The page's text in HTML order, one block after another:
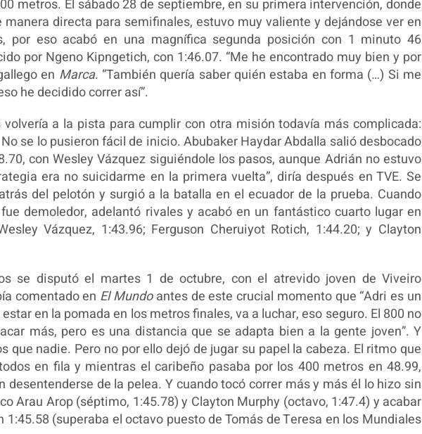
metros. El sábado 28 de septiembre, en su primera intervención, donde
directa para semifinales, estuvo muy valiente y dejándose ver en
por eso acabó en una magnífica segunda posición con 1 minuto 46
por Ngeno Kipngetich, con 1:46.07. “Me he encontrado muy bien y por
en Marca. “También quería saber quién estaba en forma (…) Si me
he decidido correr así”.
a la pista para cumplir con otra misión todavía más complicada:
se lo pusieron fácil de inicio. Abubaker Haydar Abdalla salió desbocado
con Wesley Vázquez siguiéndole los pasos, aunque Adrián no estuvo
era no suicidarme en la primera vuelta”, diría después en TVE. Se
del pelotón y surgió a la batalla en el ecuador de la prueba. Cuando
demoledor, adelantó rivales y acabó en un fantástico cuarto lugar en
Vázquez, 1:43.96; Ferguson Cheruiyot Rotich, 1:44.20; y Clayton
se disputó el martes 1 de octubre, con el atrevido joven de Viveiro
comentado en El Mundoantes de este crucial momento que “Adri es un
en la pomada en los metros finales, va a luchar, eso seguro. El 800 no
más, pero es una distancia que se adapta bien a la gente joven”. Y
que nadie. Pero no por ello dejó de jugar su papel la cabeza. El ritmo que
en fila y mientras el caribeño pasaba por los 400 metros en 48.99,
desentenderse de la pelea. Y cuando tocó correr más y más él lo hizo sin
Arau Arop (séptimo, 1:45.78) y Clayton Murphy (octavo, 1:47.4) y acabar
(superaba el octavo puesto de Tomás de Teresa en los Mundiales